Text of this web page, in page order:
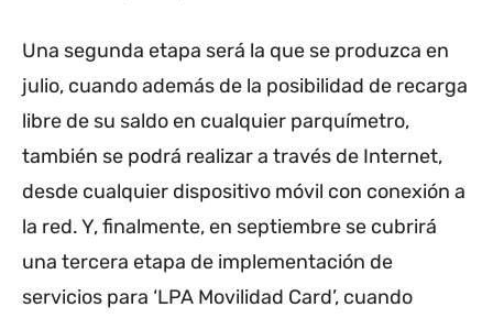
Una segunda etapa será la que se produzca en
julio, cuando además de la posibilidad de recarga
libre de su saldo en cualquier parquímetro,
también se podrá realizar a través de Internet,
desde cualquier dispositivo móvil con conexión a
la red. Y, finalmente, en septiembre se cubrirá
una tercera etapa de implementación de
servicios para ‘LPA Movilidad Card’, cuando